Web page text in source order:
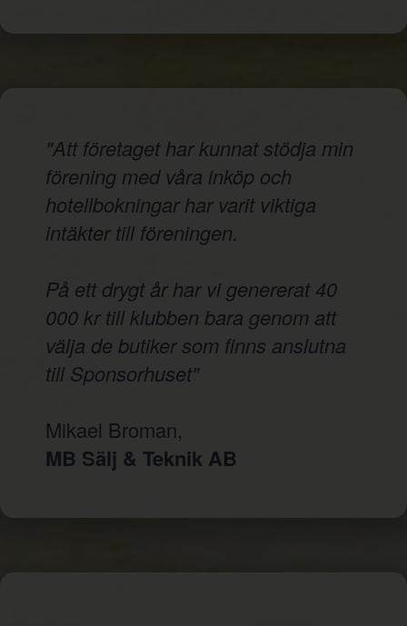
"Att företaget har kunnat stödja min
förening med våra inköp och
hotellbokningar har varit viktiga
intäkter till föreningen.
På ett drygt år har vi genererat 40
000 kr till klubben bara genom att
välja de butiker som finns anslutna
till Sponsorhuset"
Mikael Broman,
MB Sälj & Teknik AB